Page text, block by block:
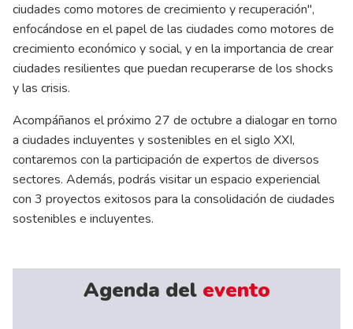
ciudades como motores de crecimiento y recuperación",
enfocándose en el papel de las ciudades como motores de
crecimiento económico y social, y en la importancia de crear
ciudades resilientes que puedan recuperarse de los shocks
y las crisis.
Acompáñanos el próximo 27 de octubre a dialogar en torno
a ciudades incluyentes y sostenibles en el siglo XXI,
contaremos con la participación de expertos de diversos
sectores. Además, podrás visitar un espacio experiencial
con 3 proyectos exitosos para la consolidación de ciudades
sostenibles e incluyentes.
Agenda del evento